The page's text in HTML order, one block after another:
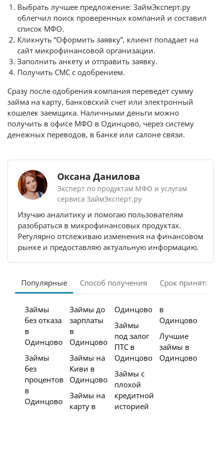
Выбрать лучшее предложение: ЗаймЭксперт.ру
облегчил поиск проверенных компаний и составил
список МФО.
Кликнуть “Оформить заявку”, клиент попадает на
сайт микрофинансовой организации.
Заполнить анкету и отправить заявку.
Получить СМС с одобрением.
Сразу после одобрения компания переведет сумму
займа на карту, банковский счет или электронный
кошелек заемщика. Наличными деньги можно
получить в офисе МФО в Одинцово, через систему
денежных переводов, в банке или салоне связи.
Оксана Данилова
Эксперт по продуктам МФО и услугам
сервиса ЗаймЭксперт.ру
Изучаю аналитику и помогаю пользователям
разобраться в микрофинансовых продуктах.
Регулярно отслеживаю изменения на финансовом
рынке и предоставляю актуальную информацию.
Популярные Способ получения Срок принятия
Займы
без отказа
в
Одинцово
Займы
без
процентов
в
Одинцово
Займы до
зарплаты
в
Одинцово
Займы на
Киви в
Одинцово
Займы на
карту в
Одинцово
Займы
под залог
ПТС в
Одинцово
Займы с
плохой
кредитной
историей
в
Одинцово
Лучшие
займы в
Одинцово